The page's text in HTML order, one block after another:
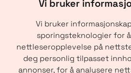
Vi bruker
Vi bruker
sporingsteknologier for
nettleseropplevelse på
deg personlig tilpasset
annonser, for å analysere